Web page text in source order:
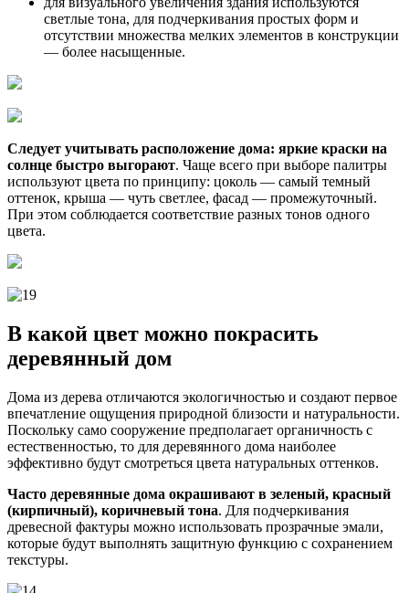
светлые тона, для подчеркивания простых форм и
отсутствии множества мелких элементов в конструкции
— более насыщенные.
Следует учитывать расположение дома: яркие краски на
солнце быстро выгорают. Чаще всего при выборе палитры
используют цвета по принципу: цоколь — самый темный
оттенок, крыша — чуть светлее, фасад — промежуточный.
При этом соблюдается соответствие разных тонов одного
цвета.
В какой цвет можно покрасить
деревянный дом
Дома из дерева отличаются экологичностью и создают первое
впечатление ощущения природной близости и натуральности.
Поскольку само сооружение предполагает органичность с
естественностью, то для деревянного дома наиболее
эффективно будут смотреться цвета натуральных оттенков.
Часто деревянные дома окрашивают в зеленый, красный
(кирпичный), коричневый тона. Для подчеркивания
древесной фактуры можно использовать прозрачные эмали,
которые будут выполнять защитную функцию с сохранением
текстуры.